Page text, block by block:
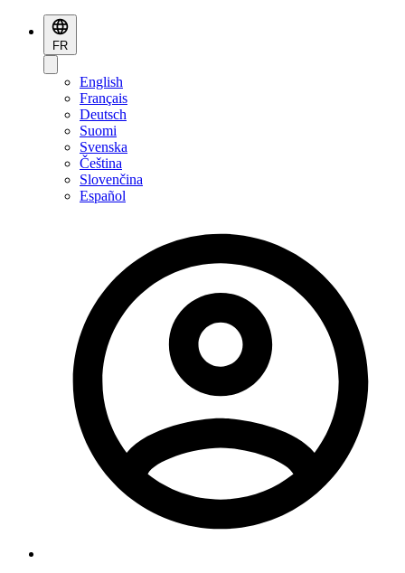
FR
English
Français
Deutsch
Suomi
Svenska
Čeština
Slovenčina
Español